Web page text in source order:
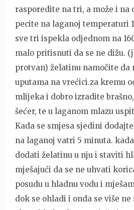
rasporedite na tri, a može i na
pecite na laganoj temperaturi
sve tri ispekla odjednom na
malo pritisnuti da se ne dižu.
protvan) želatinu namočite da
uputama na vrećici.za kremu
mlijeka i dobro izradite
šećer, te u laganom mlazu
Kada se smjesa sjedini
na laganoj vatri 5 minuta.
dodati želatinu u nju i staviti
mješajući da se ne uhvati
posudu u hladnu vodu i
dok se ohladi i onda se više